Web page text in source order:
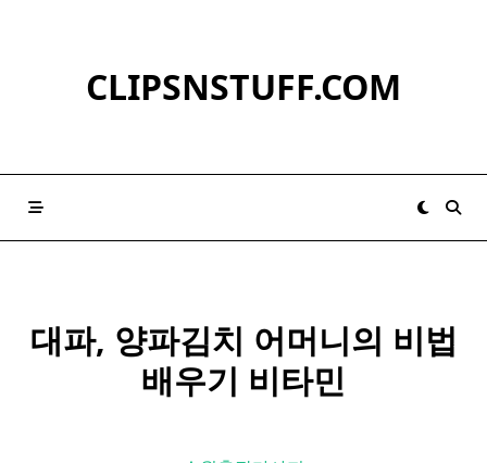
CLIPSNSTUFF.COM
대파, 양파김치 어머니의 비법
배우기 비타민